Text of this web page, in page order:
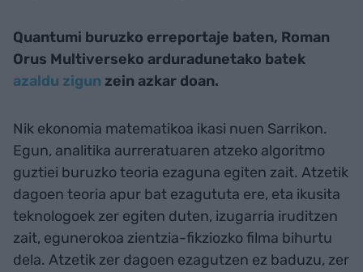
Quantumi buruzko erreportaje baten, Roman
Orus Multiverseko arduradunetako batek
azaldu zigun zein azkar doan.
Nik ekonomia matematikoa ikasi nuen Sarrikon.
Egun, analitika aurreratuaren atzeko algoritmo
guztiei buruzko teoria ezaguna egiten zait. Atzetik
dagoen teoria apur bat ezagututa ere, eta ikusita
teknologoek zer egiten duten, izugarria iruditzen
zait, egunerokoa zientzia-fikziozko filma bihurtu
dela. Atzetik zer dagoen ezagutzen ez baduzu, zer